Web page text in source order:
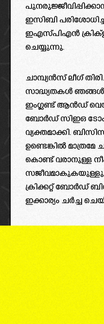
ഇസിബി
ഇഎസ്പിഎൻ
ചെയ്യുന്നു.
ചാമ്പ്യൻസ് ലീഗ്
സാദ്ധ്യതകൾ
ഇംഗ്ലണ്ട് ആൻഡ്
ബോർഡ് സിഇഒ
വ്യക്തമാക്കി.
ഉണ്ടെങ്കിൽ മാത്രമേ
കൊണ്ട് വരാനുള്ള
സജീവമാകുകയുള്ളു.
ക്രിക്കറ്റ് ബോർഡ്
ഇക്കാര്യം ചർച്ച